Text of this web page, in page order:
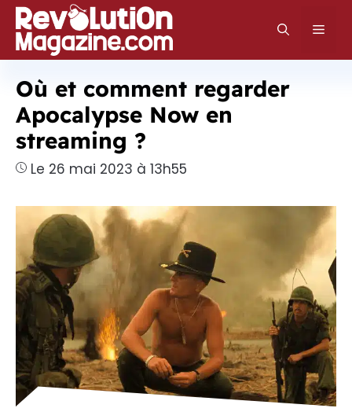
Aller
au
contenu
Où et comment regarder
Apocalypse Now en
streaming ?
Le 26 mai 2023 à 13h55